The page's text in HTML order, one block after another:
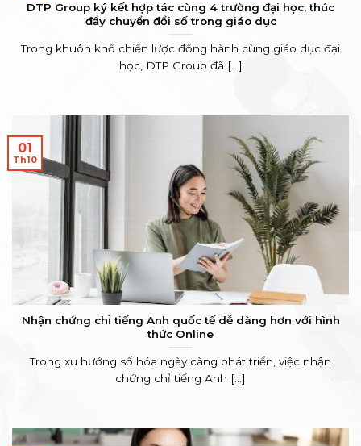
DTP Group ký kết hợp tác cùng 4 trường đại học, thúc
đẩy chuyển đổi số trong giáo dục
Trong khuôn khổ chiến lược đồng hành cùng giáo dục đại
học, DTP Group đã [...]
Nhận chứng chỉ tiếng Anh quốc tế dễ dàng hơn với hình
thức Online
Trong xu hướng số hóa ngày càng phát triển, việc nhận
chứng chỉ tiếng Anh [...]
01
Th10